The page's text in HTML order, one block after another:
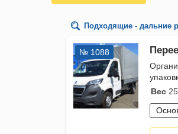
Подходящие - дальние
№ 1088
Вес